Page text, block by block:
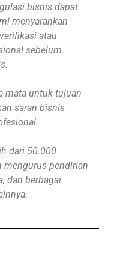
bisnis dapat
menyarankan
atau
sebelum
mata untuk tujuan
saran bisnis
dari 50.000
mengurus pendirian
dan berbagai